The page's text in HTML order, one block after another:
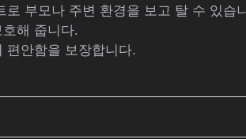
부모나 주변 환경을 보고 탈 수 있습
해 줍니다.
편안함을 보장합니다.